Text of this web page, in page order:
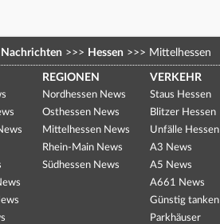
Nachrichten >>> Hessen >>> Mittelhessen
REGIONEN
Nordhessen News
Osthessen News
Mittelhessen News
Rhein-Main News
Südhessen News
VERKEHR
Staus Hessen
Blitzer Hessen
Unfälle Hessen
A3 News
A5 News
A661 News
Günstig tanken
Parkhäuser